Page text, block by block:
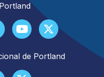
de Portland